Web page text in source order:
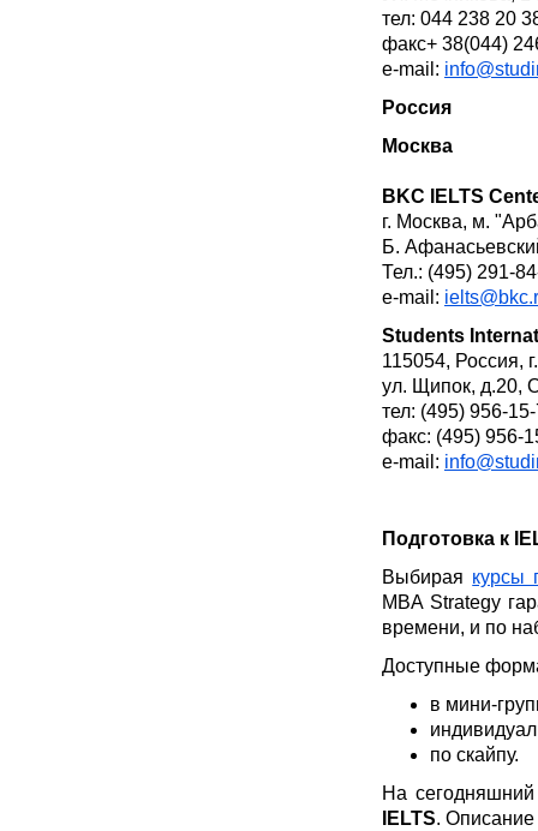
тел: 044 238 20
факс+ 38(044)
e-mail:
Россия
Москва
BKC IELTS
г. Москва, м.
Б.
Тел.: (495) 291-
e-mail:
Students
115054, Россия,
ул. Щипок, д.20,
тел: (495) 956-
факс: (495) 956-
e-mail:
Подготовка к
Выбирая курсы
MBA Strategy
времени, и по
Доступные
в мини-
по скайпу.
На
IELTS.